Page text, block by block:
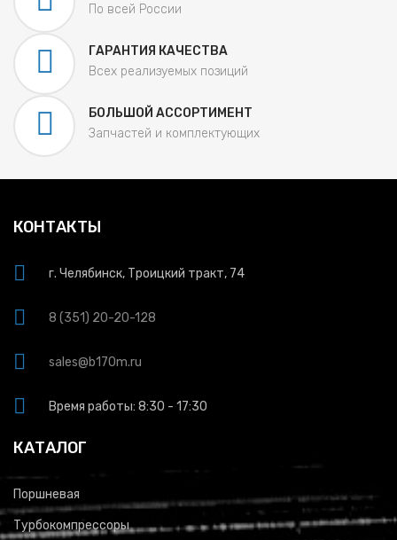
По всей России
ГАРАНТИЯ КАЧЕСТВА
Всех реализуемых позиций
БОЛЬШОЙ АССОРТИМЕНТ
Запчастей и комплектующих
КОНТАКТЫ
г. Челябинск, Троицкий тракт, 74
8 (351) 20-20-128
sales@b170m.ru
Время работы: 8:30 - 17:30
КАТАЛОГ
Поршневая
Турбокомпрессоры